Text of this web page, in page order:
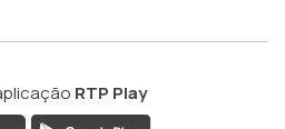
RTP Play